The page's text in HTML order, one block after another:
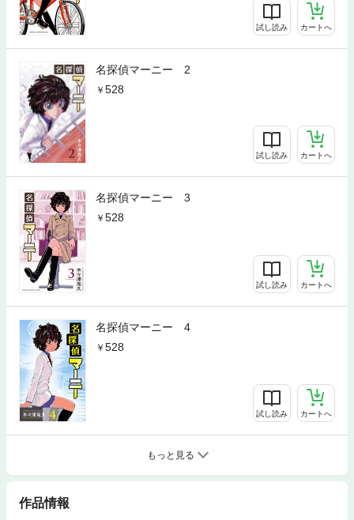
試し読み カートへ
名探偵マーニー 2
528
試し読み カートへ
名探偵マーニー 3
528
試し読み カートへ
名探偵マーニー 4
528
試し読み カートへ
もっと見る
作品情報